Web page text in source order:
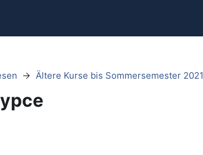
Ältere Kurse bis Sommersemester 2021